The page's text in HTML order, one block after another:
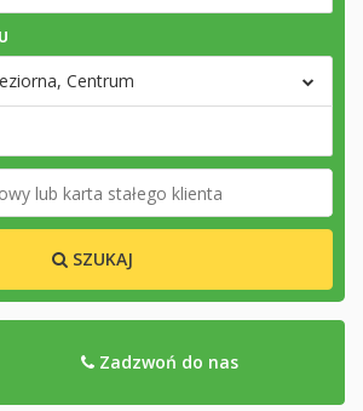
Centrum
SZUKAJ
Zadzwoń do nas